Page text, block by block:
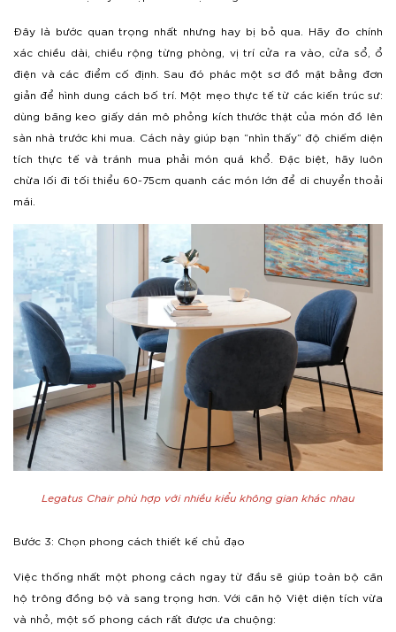
Đây là bước quan trọng nhất nhưng hay bị bỏ qua. Hãy đo chính
xác chiều dài, chiều rộng từng phòng, vị trí cửa ra vào, cửa sổ, ổ
điện và các điểm cố định. Sau đó phác một sơ đồ mặt bằng đơn
giản để hình dung cách bố trí. Một mẹo thực tế từ các kiến trúc sư:
dùng băng keo giấy dán mô phỏng kích thước thật của món đồ lên
sàn nhà trước khi mua. Cách này giúp bạn “nhìn thấy” độ chiếm diện
tích thực tế và tránh mua phải món quá khổ. Đặc biệt, hãy luôn
chừa lối đi tối thiểu 60-75cm quanh các món lớn để di chuyển thoải
mái.
Legatus Chair phù hợp với nhiều kiểu không gian khác nhau
Bước 3: Chọn phong cách thiết kế chủ đạo
Việc thống nhất một phong cách ngay từ đầu sẽ giúp toàn bộ căn
hộ trông đồng bộ và sang trọng hơn. Với căn hộ Việt diện tích vừa
và nhỏ, một số phong cách rất được ưa chuộng: